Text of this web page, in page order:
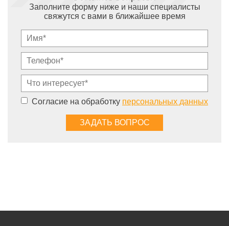
Заполните форму ниже и наши специалисты
свяжутся с вами в ближайшее время
Согласие на обработку персональных данных